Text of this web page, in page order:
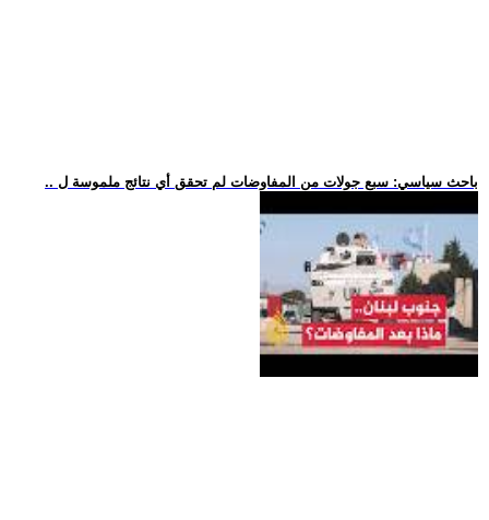
.. باحث سياسي: سبع جولات من المفاوضات لم تحقق أي نتائج ملموسة ل